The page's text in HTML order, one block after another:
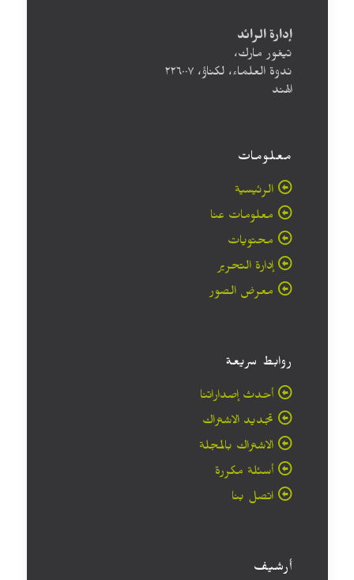
إدارة الرائد
تيغور مارك،
ندوة العلماء، لكناؤ، ۲۲٦۰۰۷
الهند
معلومات
الرئيسية
معلومات عنا
محتويات
إدارة التحرير
معرض الصور
روابط سريعة
أحدث إصداراتنا
تجديد الاشتراك
الاشتراك بالمجلة
أسئلة مكررة
اتصل بنا
أرشيف